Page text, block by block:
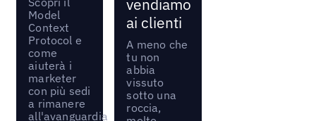
Model
Context
Protocol e
come
aiuterà i
marketer
con più sedi
a rimanere
all'avanguardia
vendiamo
ai clienti
A meno che
tu non
abbia
vissuto
sotto una
roccia,